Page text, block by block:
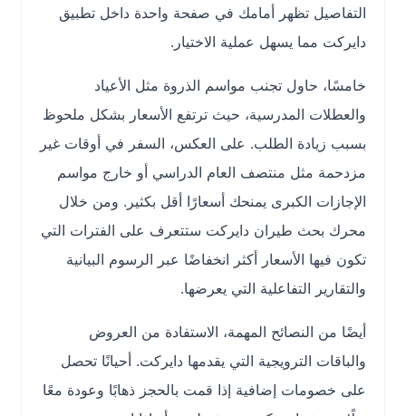
التفاصيل تظهر أمامك في صفحة واحدة داخل تطبيق
دايركت مما يسهل عملية الاختيار.
خامسًا، حاول تجنب مواسم الذروة مثل الأعياد
والعطلات المدرسية، حيث ترتفع الأسعار بشكل ملحوظ
بسبب زيادة الطلب. على العكس، السفر في أوقات غير
مزدحمة مثل منتصف العام الدراسي أو خارج مواسم
الإجازات الكبرى يمنحك أسعارًا أقل بكثير. ومن خلال
محرك بحث طيران دايركت ستتعرف على الفترات التي
تكون فيها الأسعار أكثر انخفاضًا عبر الرسوم البيانية
والتقارير التفاعلية التي يعرضها.
أيضًا من النصائح المهمة، الاستفادة من العروض
والباقات الترويجية التي يقدمها دايركت. أحيانًا تحصل
على خصومات إضافية إذا قمت بالحجز ذهابًا وعودة معًا